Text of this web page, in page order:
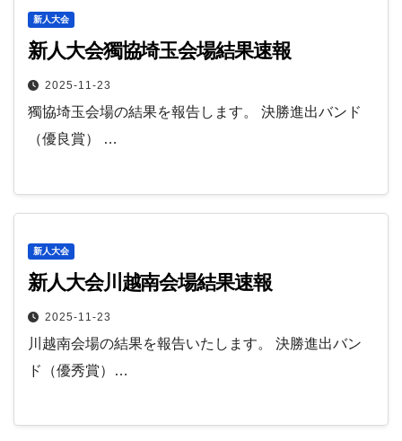
新人大会
新人大会獨協埼玉会場結果速報
2025-11-23
獨協埼玉会場の結果を報告します。 決勝進出バンド
（優良賞） …
新人大会
新人大会川越南会場結果速報
2025-11-23
川越南会場の結果を報告いたします。 決勝進出バン
ド（優秀賞）…